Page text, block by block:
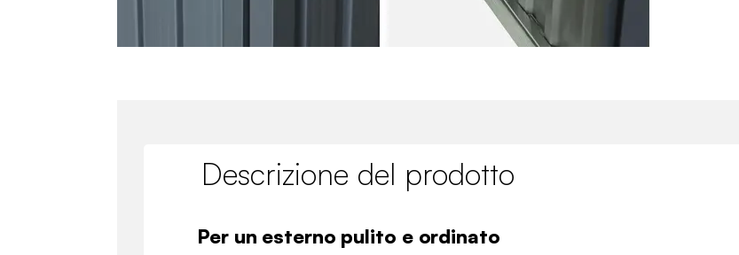
Descrizione del prodotto
Per un esterno pulito e ordinato